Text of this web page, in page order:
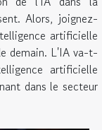
Alors, joignez-
artificielle
demain. L'IA va-t-
artificielle
dans le secteur